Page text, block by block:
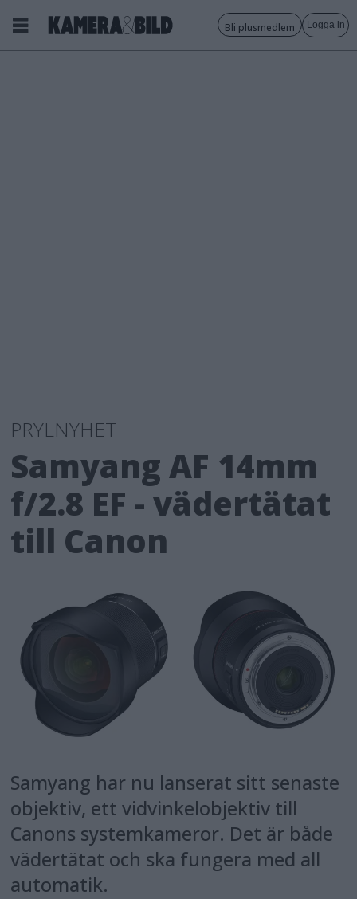
Bli plusmedlem Logga in
PRYLNYHET
Samyang AF 14mm
f/2.8 EF - vädertätat
till Canon
Samyang har nu lanserat sitt senaste
objektiv, ett vidvinkelobjektiv till
Canons systemkameror. Det är både
vädertätat och ska fungera med all
automatik.